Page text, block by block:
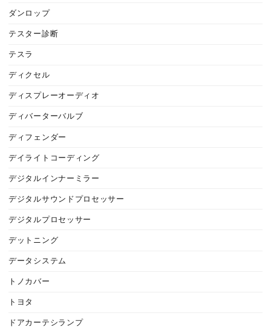
ダンロップ
テスター診断
テスラ
ディクセル
ディスプレーオーディオ
ディバーターバルブ
ディフェンダー
デイライトコーディング
デジタルインナーミラー
デジタルサウンドプロセッサー
デジタルプロセッサー
デットニング
データシステム
トノカバー
トヨタ
ドアカーテシランプ